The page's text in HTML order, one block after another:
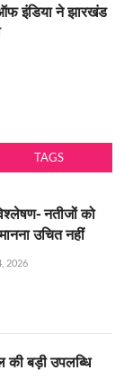
इंडिया ने झारखंड
TAGS
नतीजों को
उचित नहीं
2026
की बड़ी उपलब्धि